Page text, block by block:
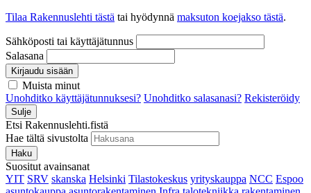
Tilaa Rakennuslehti tästä tai hyödynnä maksuton koejakso tästä.
Sähköposti tai käyttäjätunnus
Salasana
Kirjaudu sisään
Muista minut
Unohditko käyttäjätunnuksesi? Unohditko salasanasi? Rekisteröidy
Sulje
Etsi Rakennuslehti.fistä
Hae tältä sivustolta
Haku
Suositut avainsanat
YIT SRV skanska Helsinki Tilastokeskus yrityskauppa NCC Espoo